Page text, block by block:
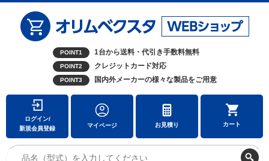
POINT1 1台から送料・代引き手数料無料
POINT2 クレジットカード対応
POINT3 国内外メーカーの様々な製品をご用意
ログイン/
新規会員登録
マイページ お見積り カート